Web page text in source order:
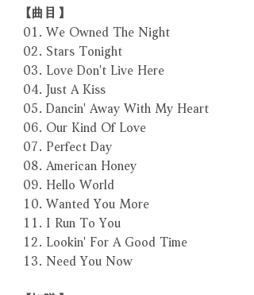
【曲目】
01. We Owned The Night
02. Stars Tonight
03. Love Don't Live Here
04. Just A Kiss
05. Dancin' Away With My Heart
06. Our Kind Of Love
07. Perfect Day
08. American Honey
09. Hello World
10. Wanted You More
11. I Run To You
12. Lookin' For A Good Time
13. Need You Now